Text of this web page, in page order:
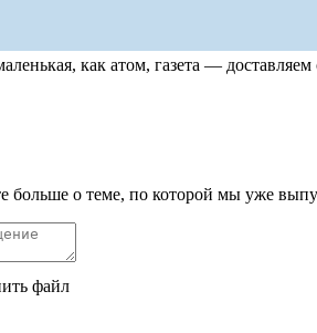
как атом, газета —
больше о теме, по которой мы уже
файл